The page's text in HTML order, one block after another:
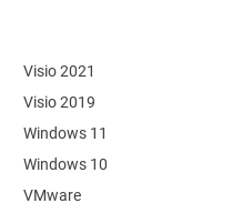
Visio 2021
Visio 2019
Windows 11
Windows 10
VMware